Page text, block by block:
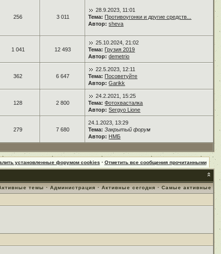
256 3 011
28.9.2023, 11:01
Тема: Противоугонки и другие средств...
Автор: sheva
1 041 12 493
25.10.2024, 21:02
Тема: Грузия 2019
Автор: demetrio
362 6 647
22.5.2023, 12:11
Тема: Посоветуйте
Автор: Garikk
128 2 800
24.2.2021, 15:25
Тема: Фотохвасталка
Автор: Sergyo Lione
279 7 680
24.1.2023, 13:29
Тема: Закрытый форум
Автор: НМБ
установленные форумом cookies · Отметить все сообщения прочитанными
темы ·Администрация ·Активные сегодня ·Самые активные